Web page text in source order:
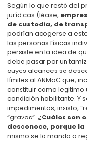
Según lo que restó del
jurídicas (léase,
de custodia, de
podrían acogerse a
las personas físicas
persiste en la idea de
debe pasar por un
cuyos alcances se
límites al ANMaC que,
constituir como legitimo
condición habilitante. Y
impedimentos, insisto,
“graves”. ¿Cuáles son
desconoce, porque
mismo se lo manda a